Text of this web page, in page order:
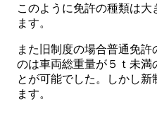
このように免許の種類は大
ます。
また旧制度の場合普通免
のは車両総重量が５ｔ未満
とが可能でした。しかし新
ます。